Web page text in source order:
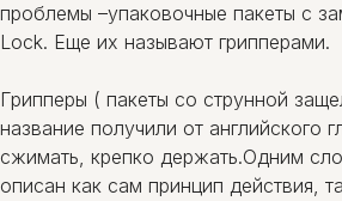
проблемы –упаковочные пакеты с
Lock. Еще их называют грипперами.
Грипперы ( пакеты со струнной
название получили от английского
сжимать, крепко держать.Одним
описан как сам принцип действия,